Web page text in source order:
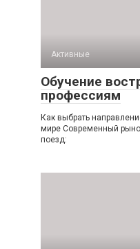
Активные
Обучение
профессиям
Как выбрать
мире Современный
поезд: